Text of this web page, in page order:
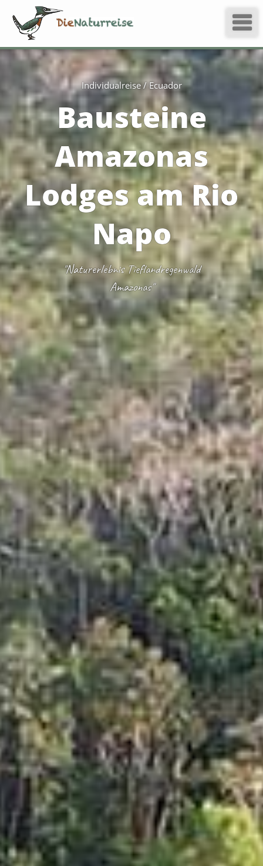
Individualreise / Ecuador
Bausteine
Amazonas
Lodges am Rio
Napo
"Naturerlebnis Tieflandregenwald
Amazonas"